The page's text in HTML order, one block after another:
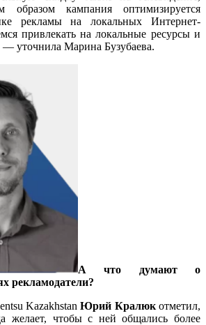
образом кампания оптимизируется
рекламы на локальных Интернет-
привлекать на локальные ресурсы и
уточнила Марина Бузубаева.
А что думают о
рекламодатели?
Kazakhstan Юрий Кралюкотметил,
желает, чтобы с ней общались более